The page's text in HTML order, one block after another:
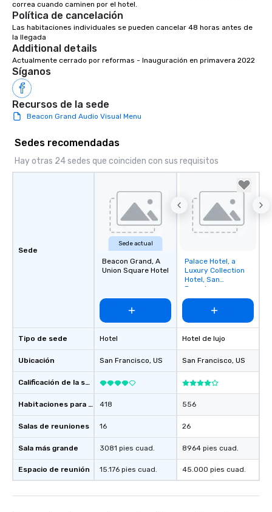
Política de cancelación
Las habitaciones individuales se pueden cancelar 48 horas antes de
la llegada
Additional details
Actualmente cerrado por reformas - Inauguración en primavera 2022
Síganos
Recursos de la sede
Beacon Grand Audio Visual Menu
Sedes recomendadas
Hay otras 24 sedes que coinciden con sus requisitos
Sede
Tipo de sede
Ubicación
Calificación de la sede
Habitaciones para huéspedes
Salas de reuniones
Sala más grande
Espacio de reunión
Sede actual
Beacon Grand, A
Union Square Hotel
Hotel
San Francisco, US
418
16
3081 pies cuad.
15.176 pies cuad.
Removed from
favorites
Palace Hotel, a
Luxury Collection
Hotel, San
Francisco
Hotel de lujo
San Francisco, US
556
26
8964 pies cuad.
45.000 pies cuad.